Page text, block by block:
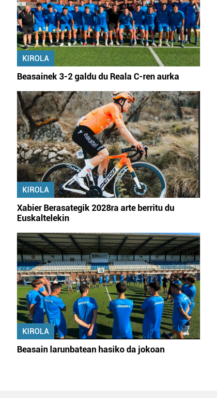
KIROLA
Beasainek 3-2 galdu du Reala C-ren aurka
KIROLA
Xabier Berasategik 2028ra arte berritu du
Euskaltelekin
KIROLA
Beasain larunbatean hasiko da jokoan